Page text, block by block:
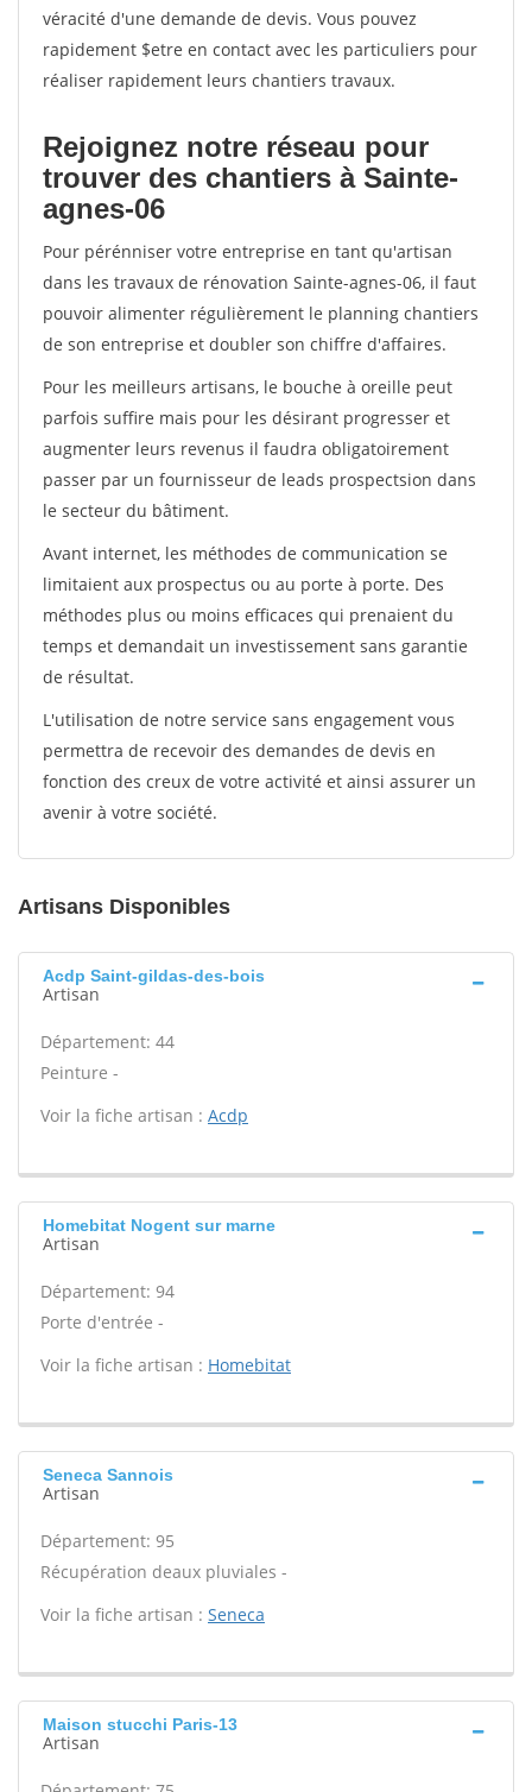
véracité d'une demande de devis. Vous pouvez
rapidement $etre en contact avec les particuliers pour
réaliser rapidement leurs chantiers travaux.
Rejoignez notre réseau pour
trouver des chantiers à Sainte-
agnes-06
Pour pérénniser votre entreprise en tant qu'artisan
dans les travaux de rénovation Sainte-agnes-06, il faut
pouvoir alimenter régulièrement le planning chantiers
de son entreprise et doubler son chiffre d'affaires.
Pour les meilleurs artisans, le bouche à oreille peut
parfois suffire mais pour les désirant progresser et
augmenter leurs revenus il faudra obligatoirement
passer par un fournisseur de leads prospectsion dans
le secteur du bâtiment.
Avant internet, les méthodes de communication se
limitaient aux prospectus ou au porte à porte. Des
méthodes plus ou moins efficaces qui prenaient du
temps et demandait un investissement sans garantie
de résultat.
L'utilisation de notre service sans engagement vous
permettra de recevoir des demandes de devis en
fonction des creux de votre activité et ainsi assurer un
avenir à votre société.
Artisans Disponibles
Acdp Saint-gildas-des-bois
Artisan
Département: 44
Peinture -
Voir la fiche artisan : Acdp
Homebitat Nogent sur marne
Artisan
Département: 94
Porte d'entrée -
Voir la fiche artisan : Homebitat
Seneca Sannois
Artisan
Département: 95
Récupération deaux pluviales -
Voir la fiche artisan : Seneca
Maison stucchi Paris-13
Artisan